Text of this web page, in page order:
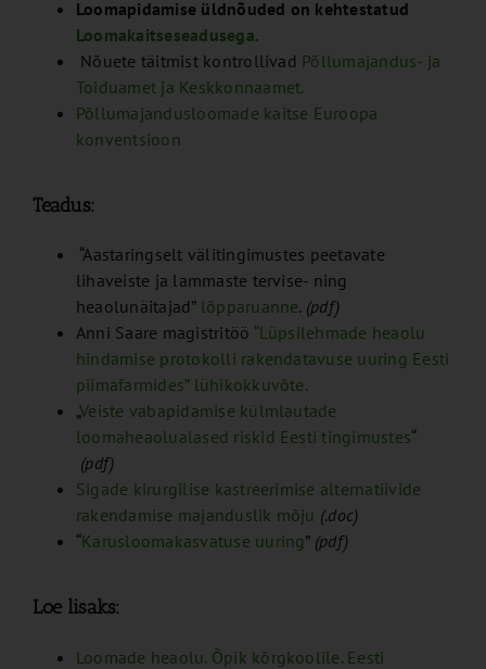
Loomapidamise üldnõuded on kehtestatud
Loomakaitseseadusega.
Nõuete täitmist kontrollivad Põllumajandus- ja
Toiduamet ja Keskkonnaamet.
Põllumajandusloomade kaitse Euroopa
konventsioon
Teadus:
“Aastaringselt välitingimustes peetavate
lihaveiste ja lammaste tervise- ning
heaolunäitajad” lõpparuanne. (pdf)
Anni Saare magistritöö “Lüpsilehmade heaolu
hindamise protokolli rakendatavuse uuring Eesti
piimafarmides” lühikokkuvõte.
„Veiste vabapidamise külmlautade
loomaheaolualased riskid Eesti tingimustes“
(pdf)
Sigade kirurgilise kastreerimise alternatiivide
rakendamise majanduslik mõju (.doc)
“Karusloomakasvatuse uuring” (pdf)
Loe lisaks:
Loomade heaolu. Õpik kõrgkoolile. Eesti